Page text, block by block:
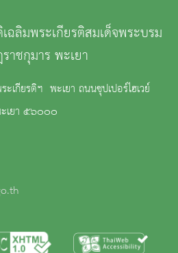
ฉลิมพระเกียรติสมเด็จพระบรม
าชกุมาร พะเยา
เกียรติฯ พะเยา ถนนซุปเปอร์ไฮเวย์
เยา ๕๖๐๐๐